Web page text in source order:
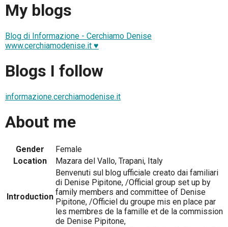
My blogs
Blog di Informazione - Cerchiamo Denise
www.cerchiamodenise.it ♥
Blogs I follow
informazione.cerchiamodenise.it
About me
Gender
Female
Location
Mazara del Vallo, Trapani, Italy
Introduction
Benvenuti sul blog ufficiale creato dai familiari
di Denise Pipitone, /Official group set up by
family members and committee of Denise
Pipitone, /Officiel du groupe mis en place par
les membres de la famille et de la commission
de Denise Pipitone,